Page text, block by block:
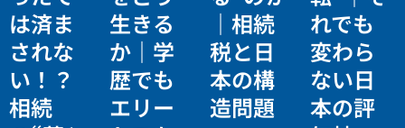
は済ま
されな
い！？
相続
生きる
か｜学
歴でも
エリー
｜相続
税と日
本の構
造問題
れでも
変わら
ない日
本の評